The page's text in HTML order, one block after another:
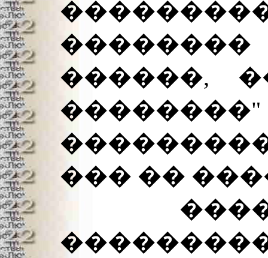
������,
��� ��